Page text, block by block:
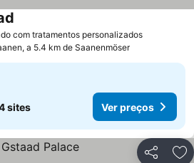
com tratamentos personalizados
a 5.4 km de Saanenmöser
sites Ver preços
Partilhar